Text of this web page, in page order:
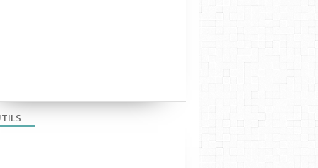
LES TP PHYS-CHIM 2019